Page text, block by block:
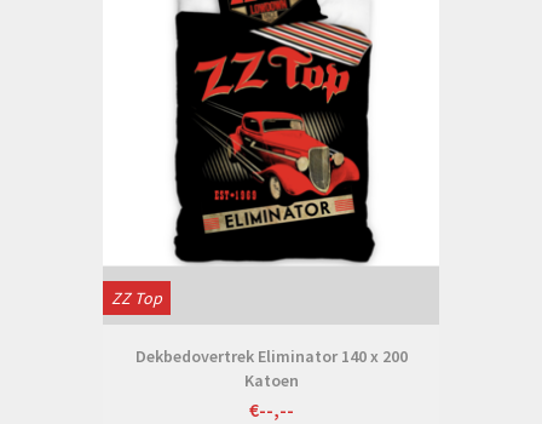
ZZ Top
Dekbedovertrek Eliminator 140 x 200
Katoen
€--,--